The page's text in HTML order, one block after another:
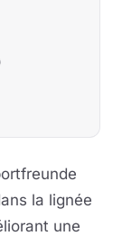
la lignée
une